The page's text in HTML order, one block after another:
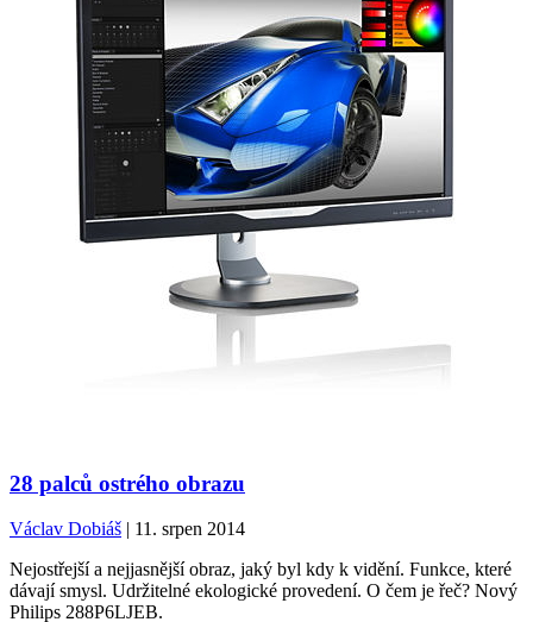
28 palců ostrého obrazu
Václav Dobiáš | 11. srpen 2014
Nejostřejší a nejjasnější obraz, jaký byl kdy k vidění. Funkce, které
dávají smysl. Udržitelné ekologické provedení. O čem je řeč? Nový
Philips 288P6LJEB.